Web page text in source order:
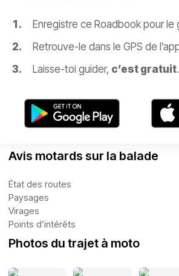
Enregistre ce Roadbook pour le
Retrouve-le dans le GPS de
Laisse-toi guider, c’est gratuit.
Avis motards sur la balade
État des routes
Paysages
Virages
Points d’intérêts
Photos du trajet à moto